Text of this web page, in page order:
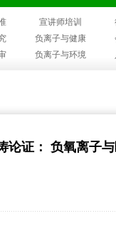
宣讲师培训
负离子与健康
负离子与环境
论证： 负氧离子